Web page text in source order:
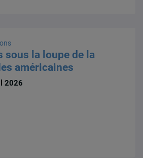
sous la loupe de la
américaines
2026